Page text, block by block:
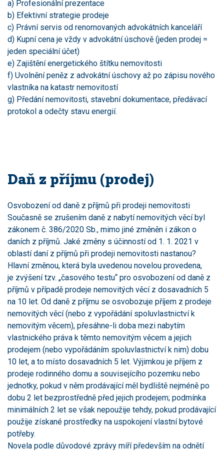
a) Profesionální prezentace
b) Efektivní strategie prodeje
c) Právní servis od renomovaných advokátních kanceláří
d) Kupní cena je vždy v advokátní úschově (jeden prodej =
jeden speciální účet)
e) Zajištění energetického štítku nemovitosti
f) Uvolnění peněz z advokátní úschovy až po zápisu nového
vlastníka na katastr nemovitostí
g) Předání nemovitosti, stavební dokumentace, předávací
protokol a odečty stavu energií.
Daň z příjmu (prodej)
Osvobození od daně z příjmů při prodeji nemovitosti
Současně se zrušením daně z nabytí nemovitých věcí byl
zákonem č. 386/2020 Sb., mimo jiné změněn i zákon o
daních z příjmů. Jaké změny s účinností od 1. 1. 2021 v
oblastí daní z příjmů při prodeji nemovitosti nastanou?
Hlavní změnou, která byla uvedenou novelou provedena,
je zvýšení tzv. „časového testu“ pro osvobození od daně z
příjmů v případě prodeje nemovitých věcí z dosavadních 5
na 10 let. Od daně z příjmu se osvobozuje příjem z prodeje
nemovitých věcí (nebo z vypořádání spoluvlastnictví k
nemovitým věcem), přesáhne-li doba mezi nabytím
vlastnického práva k těmto nemovitým věcem a jejich
prodejem (nebo vypořádáním spoluvlastnictví k nim) dobu
10 let, a to místo dosavadních 5 let. Výjimkou je příjem z
prodeje rodinného domu a souvisejícího pozemku nebo
jednotky, pokud v něm prodávající měl bydliště nejméně po
dobu 2 let bezprostředně před jejich prodejem; podmínka
minimálních 2 let se však nepoužije tehdy, pokud prodávající
použije získané prostředky na uspokojení vlastní bytové
potřeby.
Novela podle důvodové zprávy míří především na odnětí